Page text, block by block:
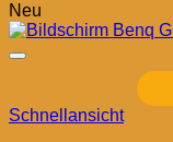
Neu
Schnellansicht